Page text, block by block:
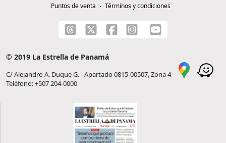
Puntos de venta
Términos y condiciones
© 2019 La Estrella de Panamá
C/ Alejandro A. Duque G. - Apartado 0815-00507, Zona 4
Teléfono: +507 204-0000